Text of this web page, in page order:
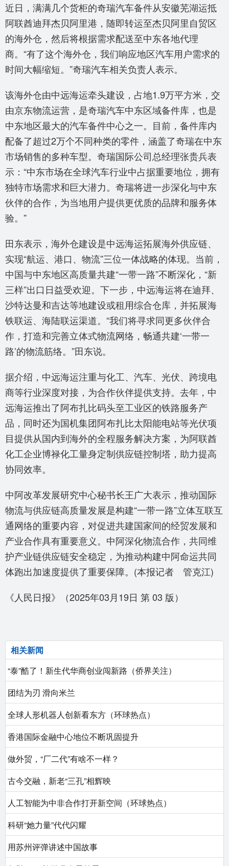
近日，满满几个货柜的奇瑞汽车备件从安徽芜湖运抵
阿联酋迪拜杰贝阿里港，随即转运至杰贝阿里自贸区
的海外仓，然后将根据需求配送至中东各地代理
商。“有了这个海外仓，我们响应地区汽车用户需求的
时间大幅缩短。”奇瑞汽车相关负责人表示。
该海外仓由中远海运牵头建设，占地1.9万平方米，交
由京东物流运营，是奇瑞汽车中东区域备件库，也是
中东地区最大的汽车备件中心之一。目前，备件库内
配备了超过2万个不同种类的零件，涵盖了奇瑞在中东
市场销售的多种车型。奇瑞国际公司总经理张贵兵表
示：“中东市场在全球汽车行业中占据重要地位，拥有
独特市场需求和巨大潜力。奇瑞将进一步深化与中东
伙伴的合作，为当地用户提供更优质的品牌和服务体
验。”
田东表示，海外仓建设是中远海运拓展海外供应链、
实现“航运、港口、物流”三位一体战略的体现。当前，
中国与中东地区高质量共建“一带一路”不断深化，“新
三样”出口日益受欢迎。下一步，中远海运将在迪拜、
沙特达曼和吉达等地建设或租用综合仓库，并拓展海
铁联运、海陆联运渠道。“我们将寻求同更多伙伴合
作，打造和完善立体式物流网络，畅通共建‘一带一
路’的物流筋络。”田东说。
据介绍，中远海运注重与化工、汽车、光伏、跨境电
商等行业深度对接，为合作伙伴提供支持。去年，中
远海运推出了阿布扎比码头至工业区的铁路服务产
品，同时还为国机集团阿布扎比太阳能电站等光伏项
目提供从国内到海外的全程服务解决方案，为阿联酋
化工企业博禄化工量身定制供应链控制塔，助力提高
协同效率。
中阿改革发展研究中心秘书长王广大表示，推动国际
物流与供应链高质量发展是构建“一带一路”立体互联互
通网络的重要内容，对促进共建国家间的经贸发展和
产业合作具有重要意义。中阿深化物流合作，共同维
护产业链供应链安全稳定，为推动构建中阿命运共同
体跑出加速度提供了重要保障。(本报记者 管克江)
《人民日报》（2025年03月19日 第 03 版）
相关新闻
“泰”酷了！新生代华商创业闯新路（侨界关注）
团结为刃 滑向米兰
全球人形机器人创新看东方（环球热点）
香港国际金融中心地位不断巩固提升
做外贸，“厂二代”有啥不一样？
古今交融，新老“三孔”相辉映
人工智能为中非合作打开新空间（环球热点）
科研“她力量”代代闪耀
用苏州评弹讲述中国故事